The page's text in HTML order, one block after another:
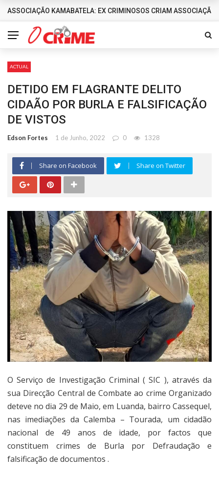
DESTAQUES
ASSOCIAÇÃO KAMABATELA: EX CRIMINOSOS CRIAM
ACTUAL
DETIDO EM FLAGRANTE DELITO
CIDAÃO POR BURLA E FALSIFICAÇÃO
DE VISTOS
Edson Fortes 1 de Junho, 2022 0 1328
Share on Facebook Share on Twitter
O Serviço de Investigação Criminal ( SIC ), através da
sua Direcção Central de Combate ao crime Organizado
deteve no dia 29 de Maio, em Luanda, bairro Cassequel,
nas imediações da Calemba – Tourada, um cidadão
nacional de 49 anos de idade, por factos que
constituem crimes de Burla por Defraudação e
falsificação de documentos .